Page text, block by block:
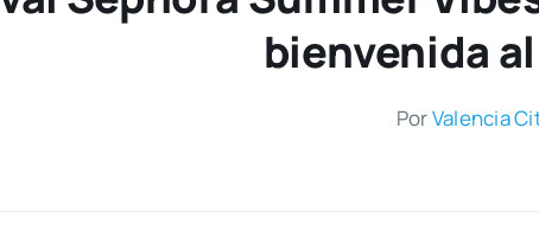
bienvenida
PorValen­cia